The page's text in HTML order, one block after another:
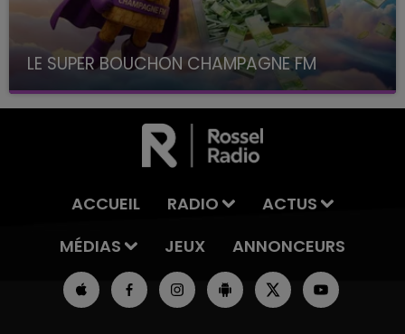
LE SUPER BOUCHON CHAMPAGNE FM
avec La Famille Champagne FM, à 8H10
ACCUEIL RADIO
ACTUS
MÉDIAS
JEUX ANNONCEURS